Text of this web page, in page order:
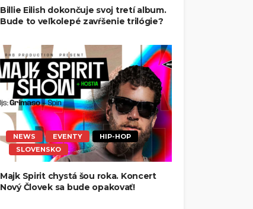
Billie Eilish dokončuje svoj tretí album.
Bude to veľkolepé zavŕšenie trilógie?
NEWS EVENTY
HIP-HOP
SLOVENSKO
Majk Spirit chystá šou roka. Koncert
Nový Človek sa bude opakovať!